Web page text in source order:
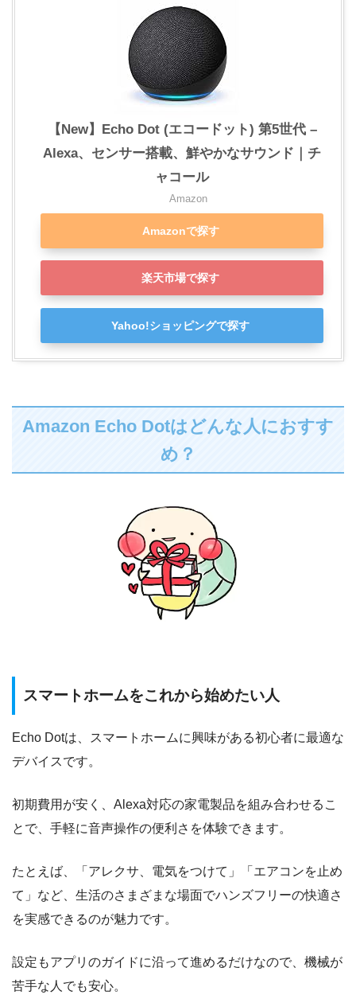
【New】Echo Dot (エコードット) 第5世代 –
Alexa、センサー搭載、鮮やかなサウンド｜チ
ャコール
Amazon
Amazonで探す
楽天市場で探す
Yahoo!ショッピングで探す
Amazon Echo Dotはどんな人におすす
め？
スマートホームをこれから始めたい人
Echo Dotは、スマートホームに興味がある初心者に最適な
デバイスです。
初期費用が安く、Alexa対応の家電製品を組み合わせるこ
とで、手軽に音声操作の便利さを体験できます。
たとえば、「アレクサ、電気をつけて」「エアコンを止め
て」など、生活のさまざまな場面でハンズフリーの快適さ
を実感できるのが魅力です。
設定もアプリのガイドに沿って進めるだけなので、機械が
苦手な人でも安心。